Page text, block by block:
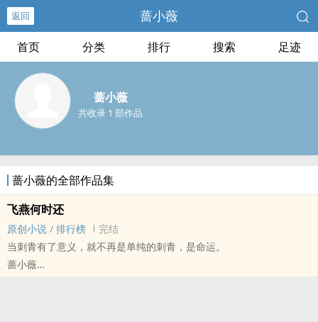
返回 蔷小薇
首页 分类 排行 搜索 足迹
蔷小薇
共收录 1 部作品
蔷小薇的全部作品集
飞燕何时还
原创小说 / 排行榜
完结
当刺青有了意义，就不再是单纯的刺青，是命运。
蔷小薇